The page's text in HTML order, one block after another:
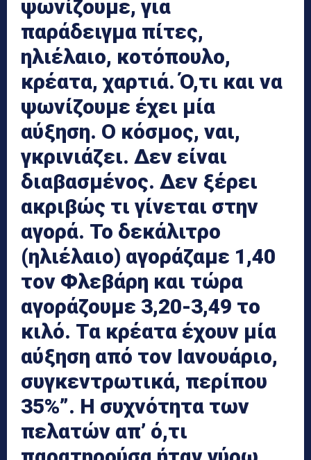
ψωνίζουμε, για
παράδειγμα πίτες,
ηλιέλαιο, κοτόπουλο,
κρέατα, χαρτιά. Ό,τι και να
ψωνίζουμε έχει μία
αύξηση. Ο κόσμος, ναι,
γκρινιάζει. Δεν είναι
διαβασμένος. Δεν ξέρει
ακριβώς τι γίνεται στην
αγορά. Το δεκάλιτρο
(ηλιέλαιο) αγοράζαμε 1,40
τον Φλεβάρη και τώρα
αγοράζουμε 3,20-3,49 το
κιλό. Τα κρέατα έχουν μία
αύξηση από τον Ιανουάριο,
συγκεντρωτικά, περίπου
35%”. Η συχνότητα των
πελατών απ’ ό,τι